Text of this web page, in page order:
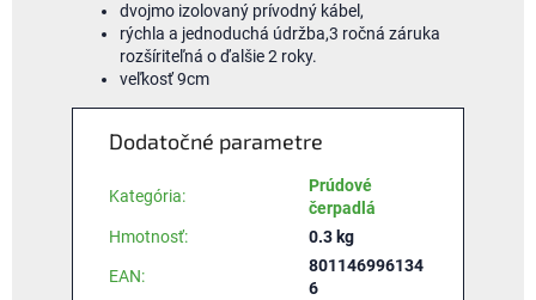
dvojmo izolovaný prívodný kábel,
rýchla a jednoduchá údržba,3 ročná záruka
rozšíriteľná o ďalšie 2 roky.
veľkosť 9cm
Dodatočné parametre
Kategória:
Prúdové
čerpadlá
Hmotnosť: 0.3 kg
EAN:
801146996134
6